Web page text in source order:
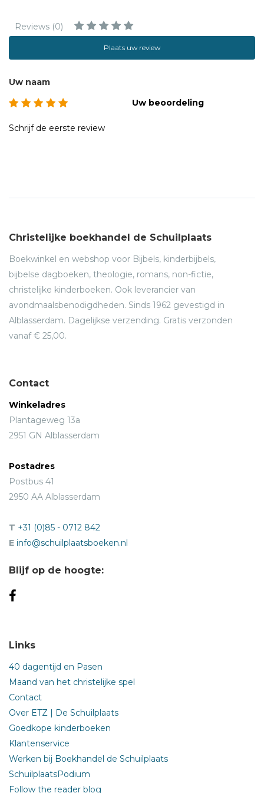
Reviews (0)
Plaats uw review
Uw naam
Uw beoordeling
Schrijf de eerste review
Christelijke boekhandel de Schuilplaats
Boekwinkel en webshop voor Bijbels, kinderbijbels,
bijbelse dagboeken, theologie, romans, non-fictie,
christelijke kinderboeken. Ook leverancier van
avondmaalsbenodigdheden. Sinds 1962 gevestigd in
Alblasserdam. Dagelijkse verzending. Gratis verzonden
vanaf € 25,00.
Contact
Winkeladres
Plantageweg 13a
2951 GN Alblasserdam
Postadres
Postbus 41
2950 AA Alblasserdam
T +31 (0)85 - 0712 842
E info@schuilplaatsboeken.nl
Blijf op de hoogte:
Links
40 dagentijd en Pasen
Maand van het christelijke spel
Contact
Over ETZ | De Schuilplaats
Goedkope kinderboeken
Klantenservice
Werken bij Boekhandel de Schuilplaats
SchuilplaatsPodium
Follow the reader blog